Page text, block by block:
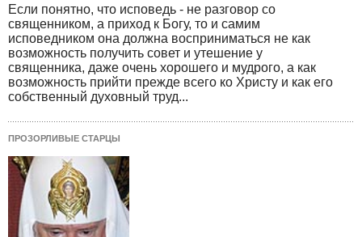
Если понятно, что исповедь - не разговор со
священни­ком, а приход к Богу, то и самим
исповедником она долж­на восприниматься не как
возможность получить совет и утешение у
священника, даже очень хорошего и мудрого, а как
возможность прийти прежде всего ко Христу и как его
собственный духовный труд...
ПРОЗОРЛИВЫЕ СТАРЦЫ